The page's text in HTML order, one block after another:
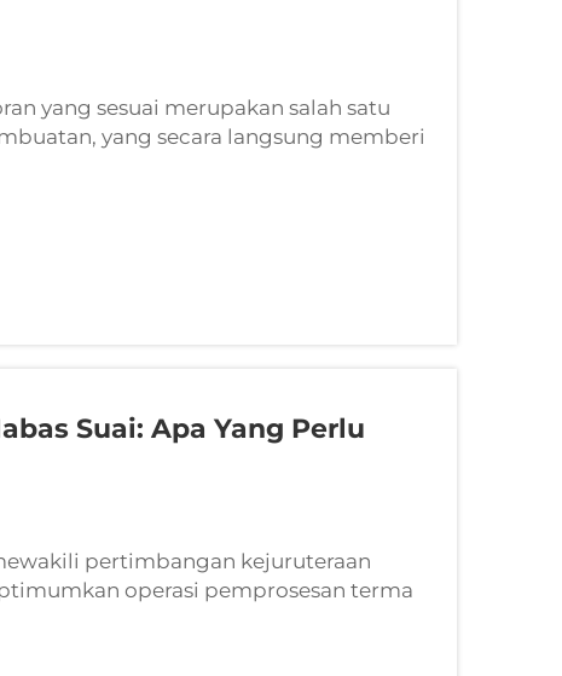
yang sesuai merupakan salah satu
yang secara langsung memberi
dan kejayaan keseluruhan projek.
boleh menentukan...
Suai: Apa Yang Perlu
pertimbangan kejuruteraan
operasi pemprosesan terma
prinsip-prinsip asas reka bentuk, bahan